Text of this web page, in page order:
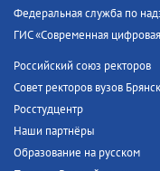
Федеральная служба по
ГИС «Современная
Российский союз ректоров
Совет ректоров вузов
Росстудцентр
Наши партнёры
Образование на русском